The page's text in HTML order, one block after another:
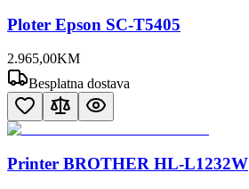
Ploter Epson SC-T5405
2.965,00KM
Besplatna dostava
Printer BROTHER HL-L1232W